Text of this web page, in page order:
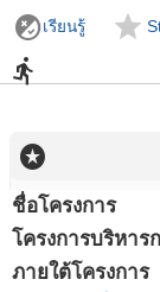
flakyเรียนรู้ star
directions_run
stars
ชื่อโครงการ
โครงการบริหา
ภายใต้โครงการ